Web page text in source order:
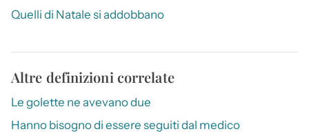
Quelli di Natale si addobbano
Altre definizioni correlate
Le golette ne avevano due
Hanno bisogno di essere seguiti dal medico